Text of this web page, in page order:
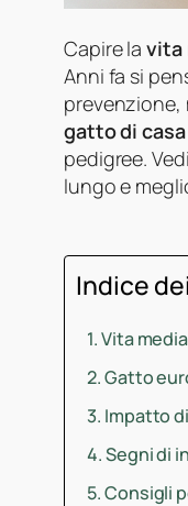
Capire la vita
Anni fa si
prevenzione,
gatto di casa
pedigree.
lungo e
Indice
Vita
Gatto
Impatto
Segni di
Consigli